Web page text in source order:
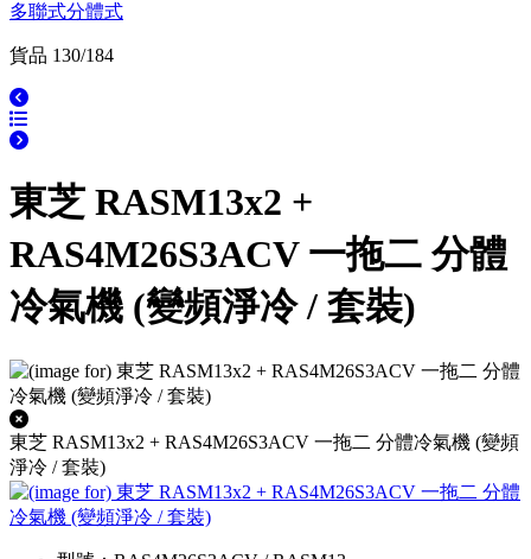
多聯式分體式
貨品 130/184
東芝 RASM13x2 +
RAS4M26S3ACV 一拖二 分體
冷氣機 (變頻淨冷 / 套裝)
東芝 RASM13x2 + RAS4M26S3ACV 一拖二 分體冷氣機 (變頻
淨冷 / 套裝)